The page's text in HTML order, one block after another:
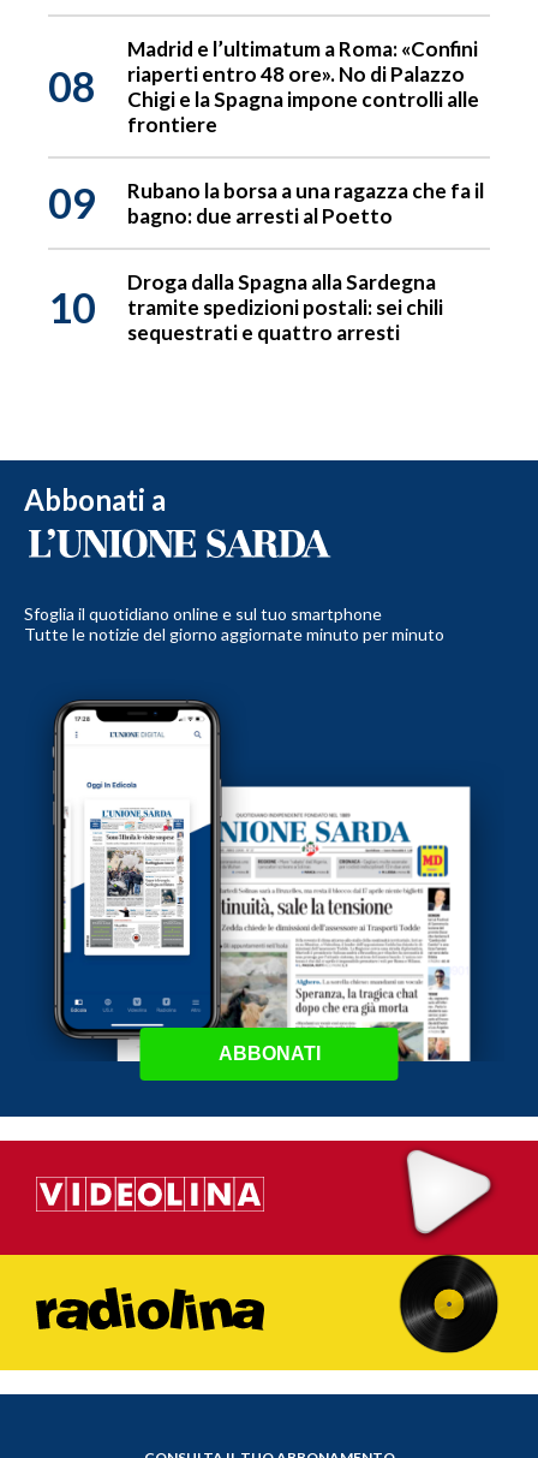
08
Madrid e l’ultimatum a Roma: «Confini
riaperti entro 48 ore». No di Palazzo
Chigi e la Spagna impone controlli alle
frontiere
09
Rubano la borsa a una ragazza che fa il
bagno: due arresti al Poetto
10
Droga dalla Spagna alla Sardegna
tramite spedizioni postali: sei chili
sequestrati e quattro arresti
Abbonati a
Sfoglia il quotidiano online e sul tuo smartphone
Tutte le notizie del giorno aggiornate minuto per minuto
ABBONATI